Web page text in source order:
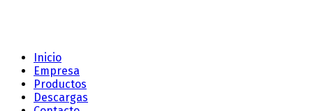
Inicio
Empresa
Productos
Descargas